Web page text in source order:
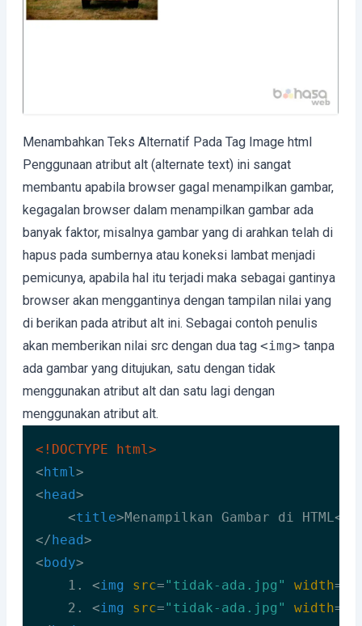
Menambahkan Teks Alternatif Pada Tag Image html
Penggunaan atribut alt (alternate text) ini sangat
membantu apabila browser gagal menampilkan gambar,
kegagalan browser dalam menampilkan gambar ada
banyak faktor, misalnya gambar yang di arahkan telah di
hapus pada sumbernya atau koneksi lambat menjadi
pemicunya, apabila hal itu terjadi maka sebagai gantinya
browser akan menggantinya dengan tampilan nilai yang
di berikan pada atribut alt ini. Sebagai contoh penulis
akan memberikan nilai src dengan dua tag <img> tanpa
ada gambar yang ditujukan, satu dengan tidak
menggunakan atribut alt dan satu lagi dengan
menggunakan atribut alt.
<!DOCTYPE html>
<html>
<head>
<title>Menampilkan Gambar di HTML</
</head>
<body>
    1.
<img src="tidak-ada.jpg" width=
    2.
<img src="tidak-ada.jpg" width=